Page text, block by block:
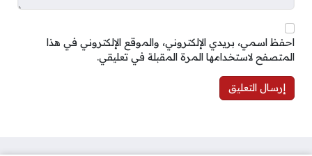
احفظ اسمي، بريدي الإلكتروني، والموقع الإلكتروني في هذا
المتصفح لاستخدامها المرة المقبلة في تعليقي.